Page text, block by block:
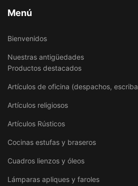
Menú
Bienvenidos
Nuestras antigüedades
Productos destacados
Artículos de oficina (despachos,
Artículos religiosos
Artículos Rústicos
Cocinas estufas y braseros
Cuadros lienzos y óleos
Lámparas apliques y faroles